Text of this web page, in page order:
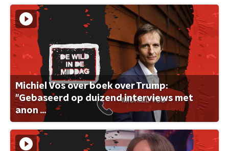
Michiel Vos over boek over Trump:
"Gebaseerd op duizend interviews met
anon ...